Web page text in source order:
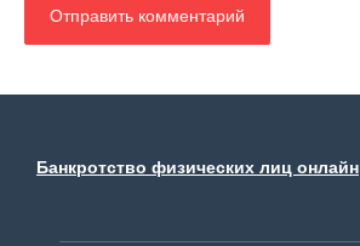
Банкротство физических лиц онлайн